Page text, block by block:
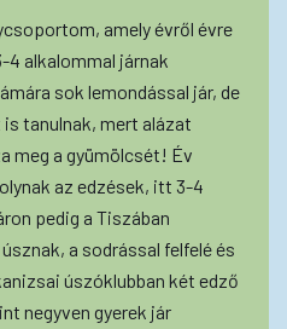
amely évről évre
4 alkalommal járnak
sok lemondással jár, de
tanulnak, mert alázat
meg a gyümölcsét! Év
az edzések, itt 3-4
pedig a Tiszában
a sodrással felfelé és
úszóklubban két edző
negyven gyerek jár